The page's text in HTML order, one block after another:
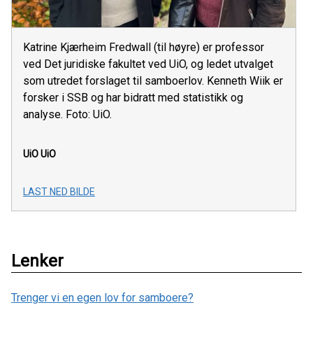
Katrine Kjærheim Fredwall (til høyre) er professor
ved Det juridiske fakultet ved UiO, og ledet utvalget
som utredet forslaget til samboerlov. Kenneth Wiik er
forsker i SSB og har bidratt med statistikk og
analyse. Foto: UiO.
UiOUiO
LAST NED BILDE
Lenker
Trenger vi en egen lov for samboere?